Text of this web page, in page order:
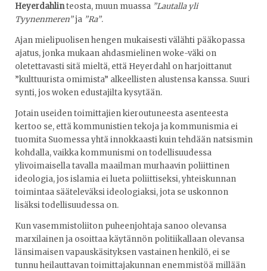
Heyerdahlinteosta, muun muassa ”Lautalla yli
Tyynenmeren”ja ”Ra”.
Ajan mielipuolisen hengen mukaisesti välähti pääkopassa
ajatus, jonka mukaan ahdasmielinen woke-väki on
oletettavasti sitä mieltä, että Heyerdahl on harjoittanut
”kulttuurista omimista” alkeellisten alustensa kanssa. Suuri
synti, jos woken edustajilta kysytään.
Jotain useiden toimittajien kieroutuneesta asenteesta
kertoo se, että kommunistien tekoja ja kommunismia ei
tuomita Suomessa yhtä innokkaasti kuin tehdään natsismin
kohdalla, vaikka kommunismi on todellisuudessa
ylivoimaisella tavalla maailman murhaavin poliittinen
ideologia, jos islamia ei lueta poliittiseksi, yhteiskunnan
toimintaa sääteleväksi ideologiaksi, jota se uskonnon
lisäksi todellisuudessa on.
Kun vasemmistoliiton puheenjohtaja sanoo olevansa
marxilainen ja osoittaa käytännön politiikallaan olevansa
länsimaisen vapauskäsityksen vastainen henkilö, ei se
tunnu heilauttavan toimittajakunnan enemmistöä millään